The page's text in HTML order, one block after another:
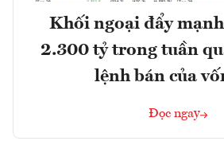
Khối ngoại đẩy
2.300 tỷ trong tuần
lệnh bán của
Đọc ngay